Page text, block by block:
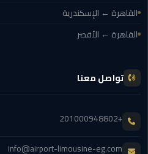
أسعار
توصيل
مطار
من
القاهرة ← الإسكندرية
القاهرة ← الأقصر
تواصل معنا
+201000948802
info@airport-limousine-eg.com